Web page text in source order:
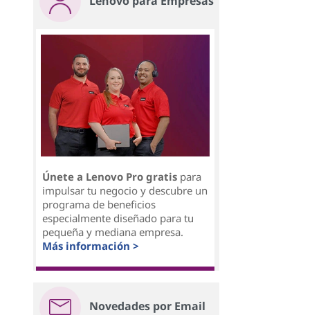
Únete a Lenovo Pro gratispara
impulsar tu negocio y descubre un
programa de beneficios
especialmente diseñado para tu
pequeña y mediana empresa.
Más información >
Novedades por Email